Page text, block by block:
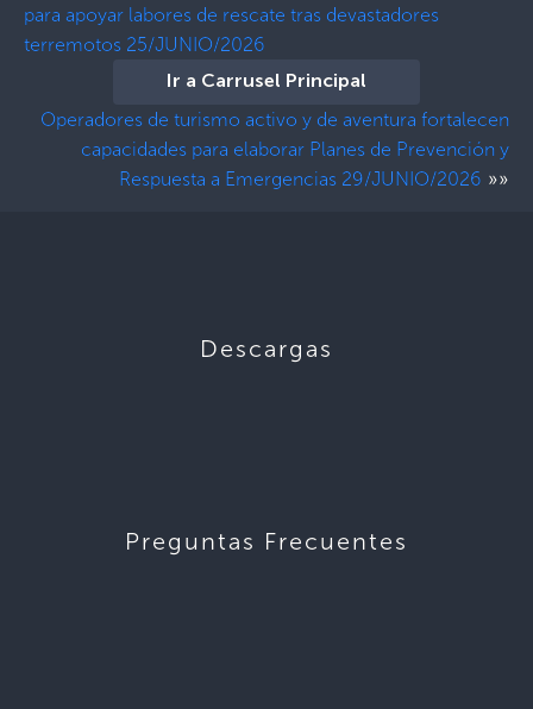
para apoyar labores de rescate tras devastadores
terremotos 25/JUNIO/2026
Ir a Carrusel Principal
Operadores de turismo activo y de aventura fortalecen
capacidades para elaborar Planes de Prevención y
Respuesta a Emergencias 29/JUNIO/2026 »»
Descargas
Preguntas Frecuentes